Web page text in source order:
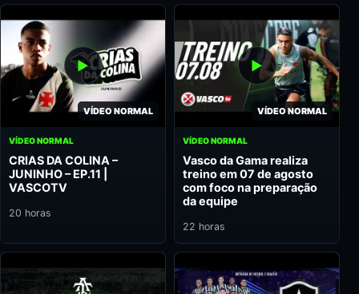
VÍDEO NORMAL
VÍDEO NORMAL
CRIAS DA COLINA –
JUNINHO – EP.11 |
VASCOTV
20 horas
VÍDEO NORMAL
VÍDEO NORMAL
Vasco da Gama realiza
treino em 07 de agosto
com foco na preparação
da equipe
22 horas